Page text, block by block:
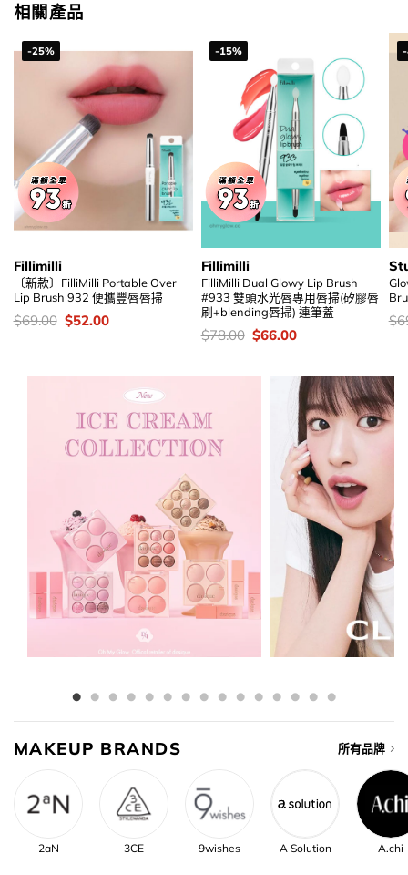
相關產品
-25%
Fillimilli
〔新款〕FilliMilli Portable Over
Lip Brush 932 便攜豐唇唇掃
價
$69.00 Original
$52.00Current
-15%
Fillimilli
FilliMilli Dual Glowy Lip Brush
#933 雙頭水光唇專用唇掃(矽膠唇
刷+blending唇掃) 連筆蓋
價
$78.00 Original
$78.00.
$66.00Current
$66.00.
價
$
MAKEUP BRANDS 所有品牌
2aN 3CE 9wishes A Solution A.chi